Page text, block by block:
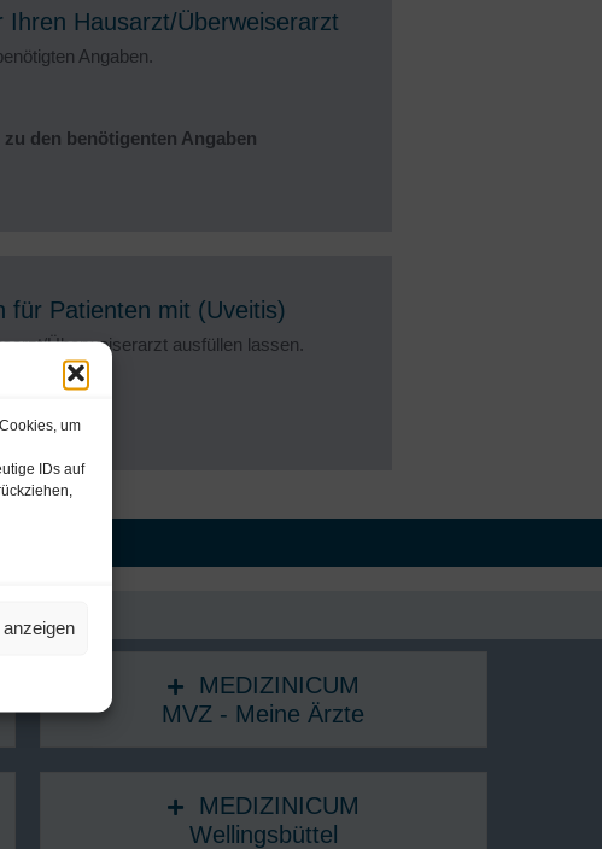
um
IDs auf
Ihren Hausarzt/Überweiserarzt
Angaben.
den benötigenten Angaben
für Patienten mit (Uveitis)
Überweiserarzt ausfüllen lassen.
MEDIZINICUM
MVZ - Meine Ärzte
MEDIZINICUM
Wellingsbüttel